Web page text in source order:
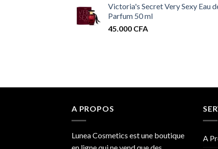
Victoria's Secret Very Sexy Eau
Parfum 50 ml
45.000 CFA
A PROPOS
Lunea Cosmetics est une boutique
A